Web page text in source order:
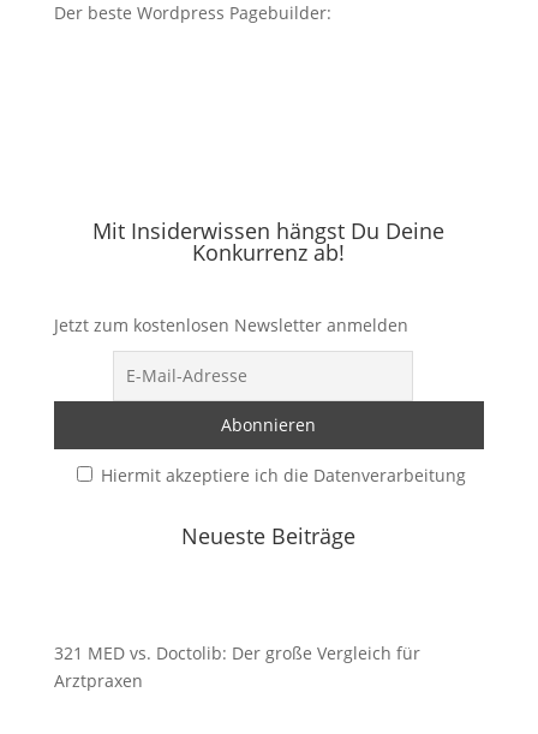
Der beste Wordpress Pagebuilder:
Mit Insiderwissen hängst Du Deine
Konkurrenz ab!
Jetzt zum kostenlosen Newsletter anmelden
Hiermit akzeptiere ich die Datenverarbeitung
Neueste Beiträge
321 MED vs. Doctolib: Der große Vergleich für
Arztpraxen